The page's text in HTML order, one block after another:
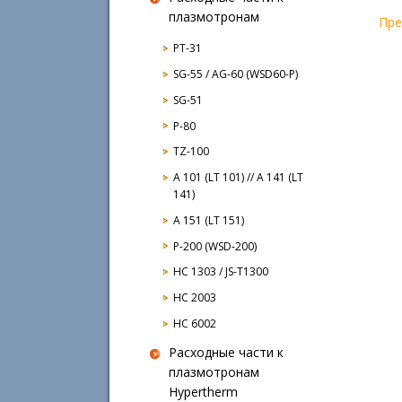
плазмотронам
PT-31
SG-55 / AG-60 (WSD60-P)
SG-51
P-80
TZ-100
A 101 (LT 101) // A 141 (LT
141)
A 151 (LT 151)
P-200 (WSD-200)
HC 1303 / JS-T1300
HC 2003
HC 6002
Расходные части к
плазмотронам
Hypertherm